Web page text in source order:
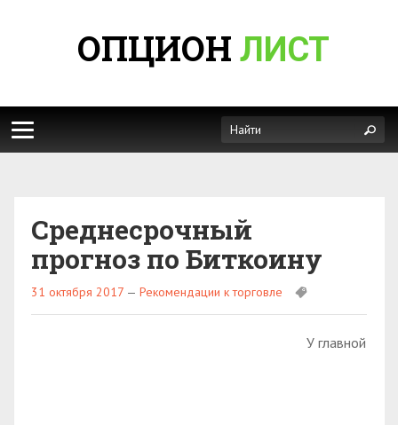
ОПЦИОН ЛИСТ
Среднесрочный
прогноз по Биткоину
31 октября 2017 — Рекомендации к торговле
У главной